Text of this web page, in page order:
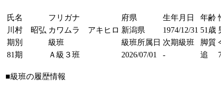
氏名 フリガナ 府県 生年月日 年齢
川村 昭弘 カワムラ アキヒロ 新潟県 1974/12/31 51歳
期別
級班 級班所属日 次期級班 脚質
81期
Ａ級３班 2026/07/01 - 追
■級班の履歴情報